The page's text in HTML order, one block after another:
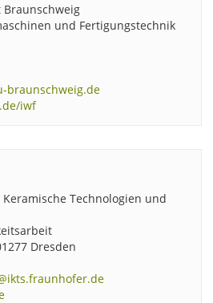
und Fertigungstechnik
braunschweig.de
iwf
Technologien und
Dresden